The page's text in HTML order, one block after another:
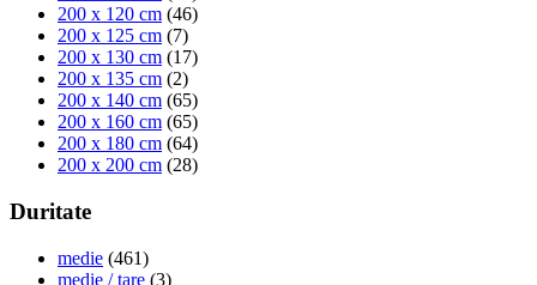
200 x 120 cm (46)
200 x 125 cm (7)
200 x 130 cm (17)
200 x 135 cm (2)
200 x 140 cm (65)
200 x 160 cm (65)
200 x 180 cm (64)
200 x 200 cm (28)
Duritate
medie (461)
medie / tare (3)